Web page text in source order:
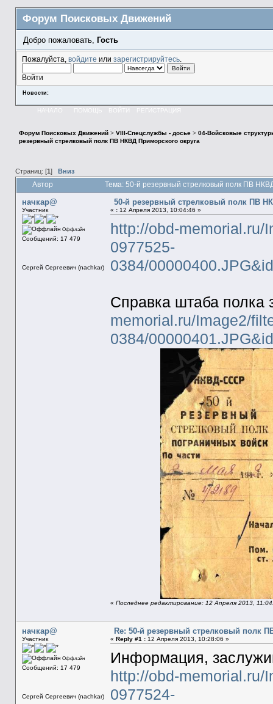
Форум Поисковых Движений
Добро пожаловать, Гость
Пожалуйста, войдите или зарегистрируйтесь.
Войти
Новости:
НАЧАЛО ПОМОЩЬ ВОЙТИ РЕГИСТРАЦИЯ
Форум Поисковых Движений> VIII-Спецслужбы - досье> 04-Войсковые
резервный стрелковый полк ПВ НКВД Приморского округа
Страниц: [1 ] Вниз
Автор Тема: 50-й резервный стрелковый полк ПВ
начкар@
Участник
Оффлайн
Сообщений: 17 479
Сергей Сергеевич (nachkar)
50-й резервный стрелковый полк ПВ
« :12 Апреля 2013, 10:04:46 »
http://obd-memorial.ru/
0977525-
0384/
Справка штаба полка
memorial.ru/Image2/
0384/
« Последнее редактирование: 12 Апреля 2013,
начкар@
Участник
Оффлайн
Сообщений: 17 479
Сергей Сергеевич (nachkar)
Re: 50-й резервный стрелковый полк
« Reply #1 :12 Апреля 2013, 10:28:06 »
Информация,
http://obd-memorial.ru/
0977524-